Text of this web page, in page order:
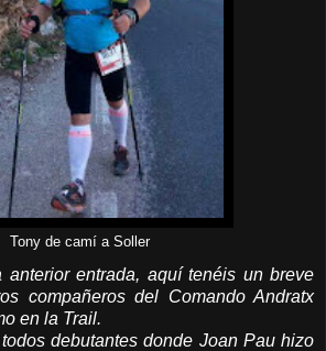
Tony de camí a Soller
entrada, aquí tenéis un breve
compañeros del Comando Andratx
en la Trail.
debutantes donde Joan Pau hizo